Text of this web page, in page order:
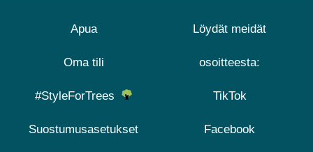
Apua
Oma tili
#StyleForTrees
Suostumusasetukset
Löydät meidät
osoitteesta:
TikTok
Facebook